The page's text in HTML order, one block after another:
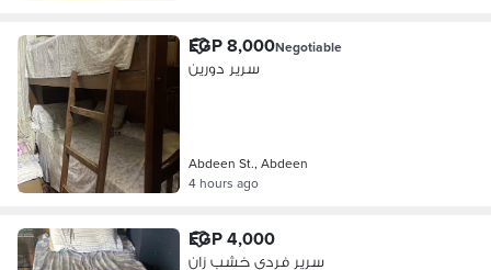
EGP 8,000Negotiable
سرير دورين
Abdeen St., Abdeen
4 hours ago
EGP 4,000
سرير فردي خشب زان